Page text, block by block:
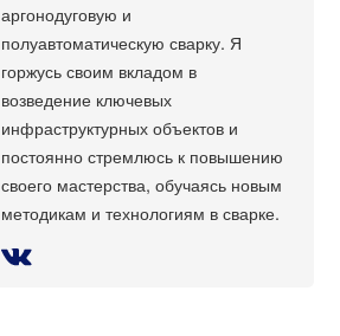
аргонодуговую и
полуавтоматическую сварку. Я
горжусь своим вкладом в
возведение ключевых
инфраструктурных объектов и
постоянно стремлюсь к повышению
своего мастерства, обучаясь новым
методикам и технологиям в сварке.